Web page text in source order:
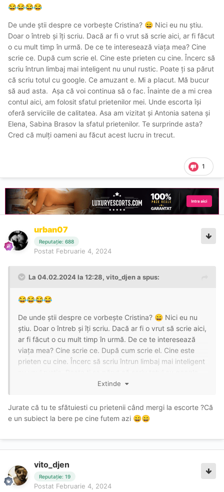
😂😂😂😂
De unde știi despre ce vorbește Cristina? 😄 Nici eu nu știu.
Doar o întreb și îți scriu. Dacă ar fi o vrut să scrie aici, ar fi făcut
o cu mult timp în urmă. De ce te interesează viața mea? Cine
scrie ce. După cum scrie el. Cine este prieten cu cine. Încerc să
scriu întrun limbaj mai inteligent nu unul rustic. Poate ți sa părut
că scriu totul cu google. Ce amuzant e. Mi a placut. Mă bucur
să aud asta. Așa că voi continua să o fac. Înainte de a mi crea
contul aici, am folosit sfatul prietenilor mei. Unde escorta își
oferă serviciile de calitatea. Asa am vizitat și Antonia satena și
Elena, Sabina Brasov la sfatul prietenilor. Te surprinde asta?
Cred că mulți oameni au făcut acest lucru in trecut.
1
urban07
Reputație: 688
Postat Februarie 4, 2024
La 04.02.2024 la 12:28, vito_djena spus:
😂😂😂😂
De unde știi despre ce vorbește Cristina? 😄 Nici eu nu
știu. Doar o întreb și îți scriu. Dacă ar fi o vrut să scrie aici,
ar fi făcut o cu mult timp în urmă. De ce te interesează
viața mea? Cine scrie ce. După cum scrie el. Cine este
prieten cu cine. Încerc să scriu întrun limbaj mai inteligent
Ce amuzant e. Mi a placut. Mă bucur să aud asta. Așa că
folosit sfatul prietenilor mei. Unde escorta își oferă
serviciile de calitatea. Asa am vizitat și Antonia satena și
asta? Cred că mulți oameni au făcut acest lucru in trecut.
Extinde
Jurate că tu te sfătuiesti cu prietenii când mergi la escorte ?Că
e un subiect la bere pe cine futem azi 😄😄
vito_djen
Reputație: 19
Postat Februarie 4, 2024